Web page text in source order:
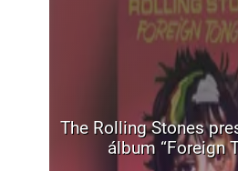
The Rolling Stones
álbum “Foreign